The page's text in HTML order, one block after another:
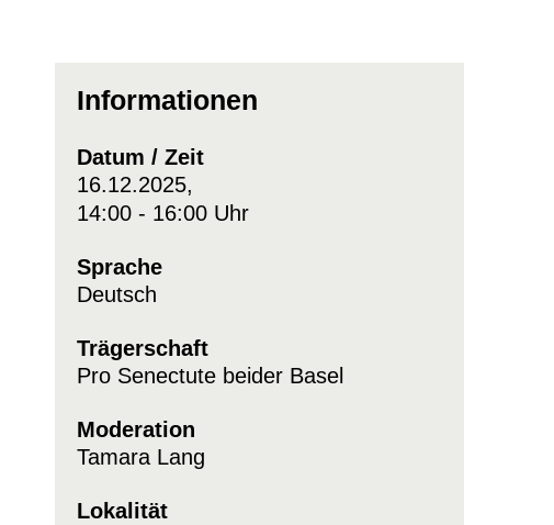
Informationen
Datum / Zeit
16.12.2025,
14:00 - 16:00 Uhr
Sprache
Deutsch
Trägerschaft
Pro Senectute beider Basel
Moderation
Tamara Lang
Lokalität